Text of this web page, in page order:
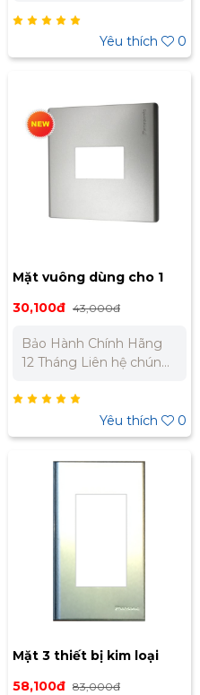
nhất cho dự án. Miền
Bắc : 0989 310 979 –
0973 106 269 Miền Nam:
Yêu thích 0
Mặt vuông dùng cho 1
thiết bị WEB7811MW
30,100đ 43,000đ
Bảo Hành Chính Hãng
12 Tháng Liên hệ chúng
nhất cho dự án. Miền
Bắc : 0989 310 979 –
0973 106 269 Miền Nam:
Yêu thích 0
Mặt 3 thiết bị kim loại
nhôm WEG6503-1
58,100đ 83,000đ